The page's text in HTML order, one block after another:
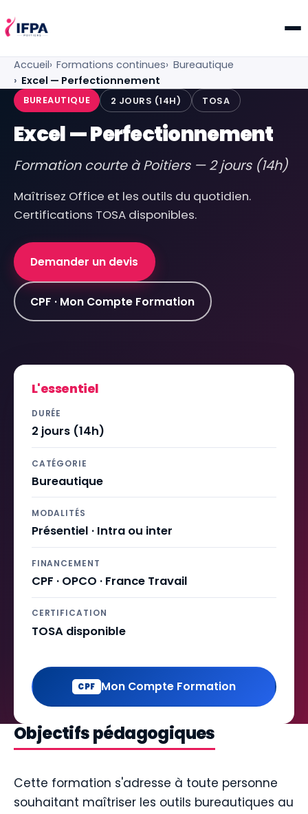
IFPA Poitiers — Centre de formation professionnelle
Accueil Formations continues Bureautique
Excel — Perfectionnement
BUREAUTIQUE 2 JOURS (14H) TOSA
Excel — Perfectionnement
Formation courte à Poitiers — 2 jours (14h)
Maîtrisez Office et les outils du quotidien.
Certifications TOSA disponibles.
Demander un devis
CPF · Mon Compte Formation
L'essentiel
DURÉE
2 jours (14h)
CATÉGORIE
Bureautique
MODALITÉS
Présentiel · Intra ou inter
FINANCEMENT
CPF · OPCO · France Travail
CERTIFICATION
TOSA disponible
CPF Mon Compte Formation
Objectifs pédagogiques
Cette formation s'adresse à toute personne
souhaitant maîtriser les outils bureautiques au